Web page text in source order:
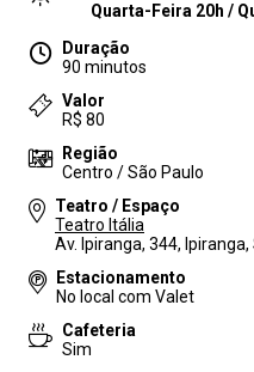
Quarta-Feira 20h /
Duração
90 minutos
Valor
R$ 80
Região
Centro / São Paulo
Teatro / Espaço
Teatro Itália
Av. Ipiranga, 344,
Estacionamento
No local com Valet
Cafeteria
Sim